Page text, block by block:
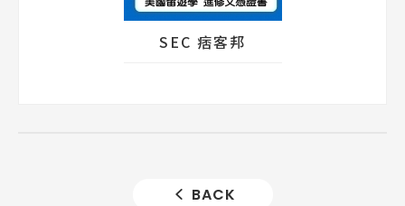
SEC 痞客邦
BACK